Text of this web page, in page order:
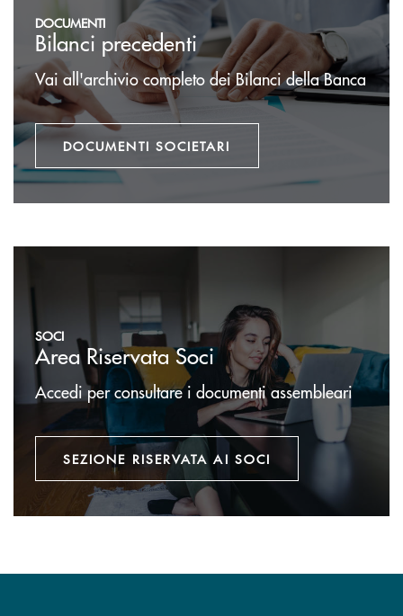
DOCUMENTI
Bilanci precedenti
Vai all'archivio completo dei Bilanci della Banca
DOCUMENTI SOCIETARI
SOCI
Area Riservata Soci
Accedi per consultare i documenti assembleari
SEZIONE RISERVATA AI SOCI